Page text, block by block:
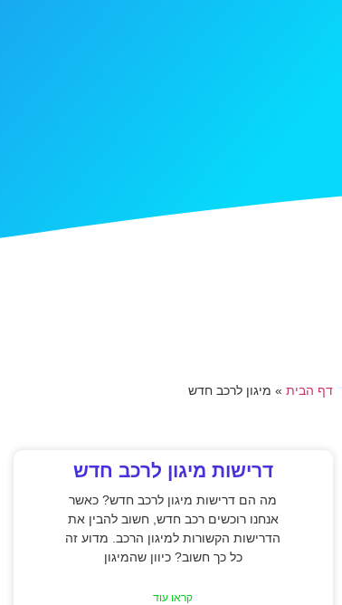
דף הבית » מיגון לרכב חדש
דרישות מיגון לרכב חדש
מה הם דרישות מיגון לרכב חדש? כאשר
אנחנו רוכשים רכב חדש, חשוב להבין את
הדרישות הקשורות למיגון הרכב. מדוע זה
כל כך חשוב? כיוון שהמיגון
קראו עוד